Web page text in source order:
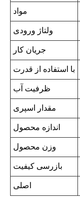
مواد
ولتاژ ورودی
جریان کار
با استفاده از قدرت
ظرفیت آب
مقدار اسپری
اندازه محصول
وزن محصول
بازرسی کیفیت
اصلی